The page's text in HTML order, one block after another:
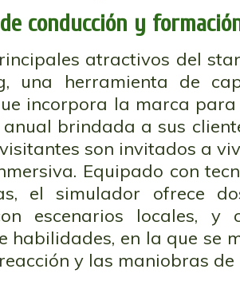
conducción y
atractivos del
una herramienta de
incorpora la marca
brindada a sus
son invitados a
Equipado con
el simulador ofrece
escenarios locales,
habilidades, en la que se
y las maniobras de